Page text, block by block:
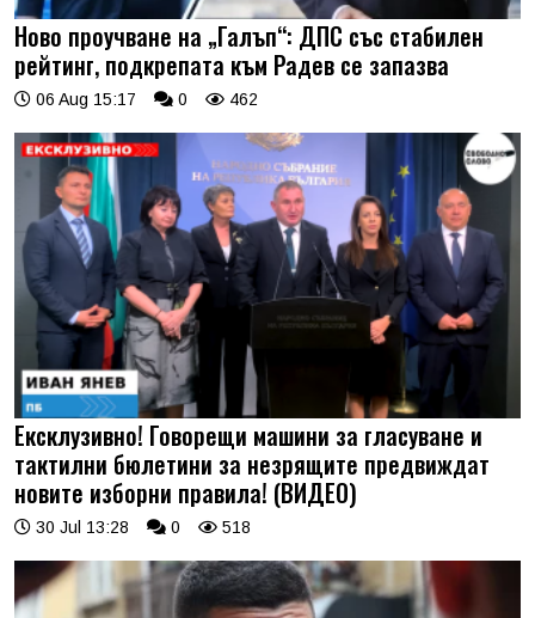
Ново проучване на „Галъп“: ДПС със стабилен
рейтинг, подкрепата към Радев се запазва
06 Aug 15:17 0 462
Ексклузивно! Говорещи машини за гласуване и
тактилни бюлетини за незрящите предвиждат
новите изборни правила! (ВИДЕО)
30 Jul 13:28 0 518